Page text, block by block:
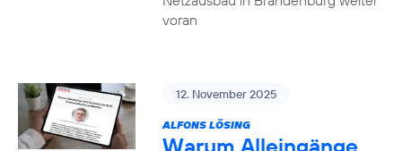
voran
12. November 2025
ALFONS LÖSING
Warum Alleingänge